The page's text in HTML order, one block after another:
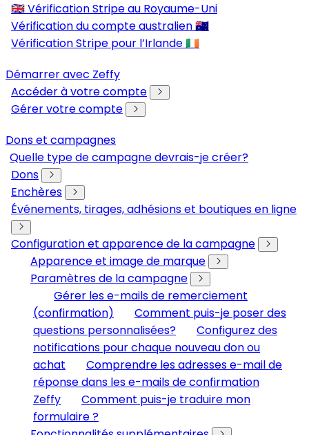
🇬🇧 Vérification Stripe au Royaume-Uni
Vérification du compte australien 🇦🇺
Vérification Stripe pour l’Irlande 🇮🇪
Démarrer avec Zeffy
Accéder à votre compte
Gérer votre compte
Dons et campagnes
Quelle type de campagne devrais-je créer?
Dons
Enchères
Événements, tirages, adhésions et boutiques en ligne
Configuration et apparence de la campagne
Apparence et image de marque
Paramètres de la campagne
Gérer les e-mails de remerciement
(confirmation)
Comment puis-je poser des
questions personnalisées?
Configurez des
notifications pour chaque nouveau don ou
achat
Comprendre les adresses e-mail de
réponse dans les e-mails de confirmation
Zeffy
Comment puis-je traduire mon
formulaire ?